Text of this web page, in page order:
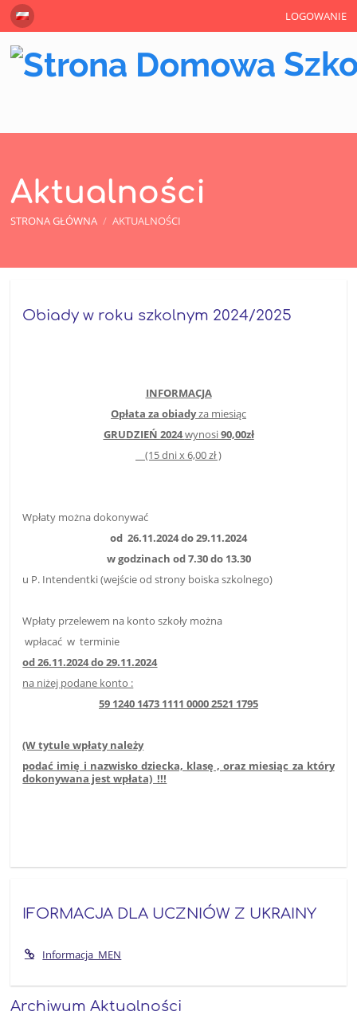
LOGOWANIE
Aktualności
STRONA GŁÓWNA / AKTUALNOŚCI
Obiady w roku szkolnym 2024/2025
INFORMACJA
Opłata za obiadyza miesiąc
GRUDZIEŃ 2024wynosi90,00zł
(15 dni x 6,00 zł )
Wpłaty można dokonywać
od 26.11.2024do29.11.2024
w godzinach od 7.30 do 13.30
u P. Intendentki (wejście od strony boiska szkolnego)
Wpłaty przelewem na konto szkoły można
wpłacać w terminie
od 26.11.2024do 29.11.2024
na niżej podane konto :
59 1240 1473 1111 0000 2521 1795
(W tytule wpłaty należy
podać imię i nazwisko dziecka, klasę , oraz miesiąc za który
dokonywana jest wpłata) !!!
IFORMACJA DLA UCZNIÓW Z UKRAINY
Informacja_MEN
Archiwum Aktualności